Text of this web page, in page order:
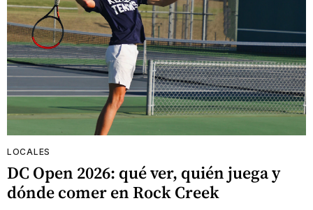
LOCALES
DC Open 2026: qué ver, quién juega y
dónde comer en Rock Creek